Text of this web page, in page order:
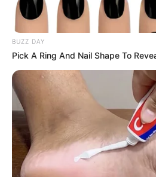
BUZZ DAY
Pick A Ring And Nail Shape To